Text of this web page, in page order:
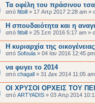
Τα οφέλη του πράσινου
από fitbill » 17 Απρ 2017 2:28 am »
Η σπουδαιότητα και η
από fitbill » 25 Σεπ 2016 5:17 am »
Η κυριαρχία της οικογένειας
από Sofoula » 04 Ιαν 2016 12:45 pm
να φυγει το 2014
από chagall » 31 Δεκ 2014 11:05 am
ΟΙ ΧΡΥΣΟΙ ΟΡΧΕΙΣ ΤΟΥ
από ARTYADIS » 03 Απρ 2014